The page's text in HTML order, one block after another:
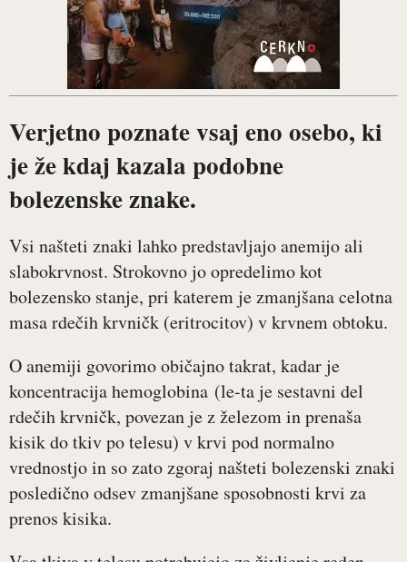
Verjetno poznate vsaj eno osebo, ki
je že kdaj kazala podobne
bolezenske znake.
Vsi našteti znaki lahko predstavljajo anemijo ali
slabokrvnost. Strokovno jo opredelimo kot
bolezensko stanje, pri katerem je zmanjšana celotna
masa rdečih krvničk (eritrocitov) v krvnem obtoku.
O anemiji govorimo običajno takrat, kadar je
koncentracija hemoglobina (le-ta je sestavni del
rdečih krvničk, povezan je z železom in prenaša
kisik do tkiv po telesu) v krvi pod normalno
vrednostjo in so zato zgoraj našteti bolezenski znaki
posledično odsev zmanjšane sposobnosti krvi za
prenos kisika.